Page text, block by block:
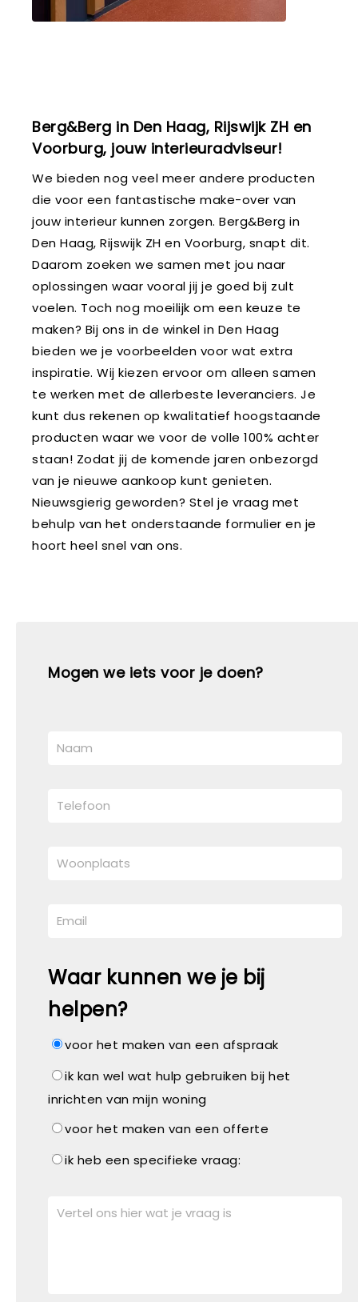
Berg&Berg in Den Haag, Rijswijk ZH en
Voorburg, jouw interieuradviseur!
We bieden nog veel meer andere producten
die voor een fantastische make-over van
jouw interieur kunnen zorgen. Berg&Berg in
Den Haag, Rijswijk ZH en Voorburg, snapt dit.
Daarom zoeken we samen met jou naar
oplossingen waar vooral jij je goed bij zult
voelen. Toch nog moeilijk om een keuze te
maken? Bij ons in de winkel in Den Haag
bieden we je voorbeelden voor wat extra
inspiratie. Wij kiezen ervoor om alleen samen
te werken met de allerbeste leveranciers. Je
kunt dus rekenen op kwalitatief hoogstaande
producten waar we voor de volle 100% achter
staan! Zodat jij de komende jaren onbezorgd
van je nieuwe aankoop kunt genieten.
Nieuwsgierig geworden? Stel je vraag met
behulp van het onderstaande formulier en je
hoort heel snel van ons.
Mogen we iets voor je doen?
Waar kunnen we je bij
helpen?
voor het maken van een afspraak
ik kan wel wat hulp gebruiken bij het
inrichten van mijn woning
voor het maken van een offerte
ik heb een specifieke vraag: